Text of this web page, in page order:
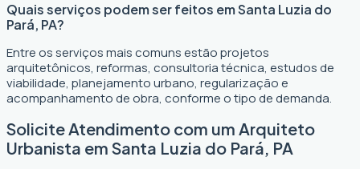
Quais serviços podem ser feitos em Santa Luzia do
Pará, PA?
Entre os serviços mais comuns estão projetos
arquitetônicos, reformas, consultoria técnica, estudos de
viabilidade, planejamento urbano, regularização e
acompanhamento de obra, conforme o tipo de demanda.
Solicite Atendimento com um Arquiteto
Urbanista em Santa Luzia do Pará, PA